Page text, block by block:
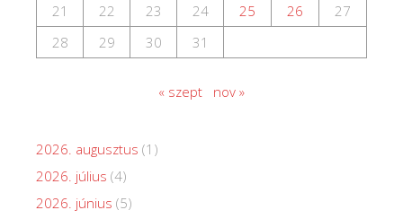
21
22 23 24 25 26
27
28
29 30 31
« szept nov »
2026. augusztus (1)
2026. július (4)
2026. június (5)